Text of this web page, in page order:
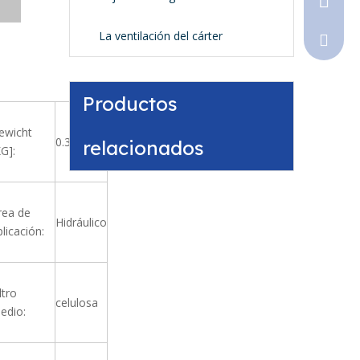
0.34
de
Hidráulico
celulosa
La ventilación del cárter
Productos
relacionados